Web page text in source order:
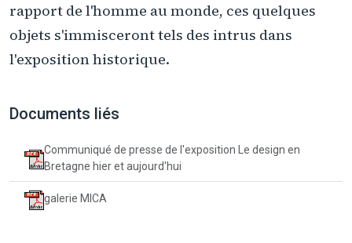
rapport de l'homme au monde, ces quelques
objets s'immisceront tels des intrus dans
l'exposition historique.
Documents liés
Communiqué de presse de l'exposition Le design en
Bretagne hier et aujourd'hui
galerie MICA